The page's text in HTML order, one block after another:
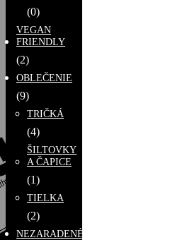
(0)
VEGAN
FRIENDLY
(2)
OBLEČENIE
(9)
TRIČKÁ
(4)
ŠILTOVKY
A ČAPICE
(1)
TIELKA
(2)
NEZARADENÉ